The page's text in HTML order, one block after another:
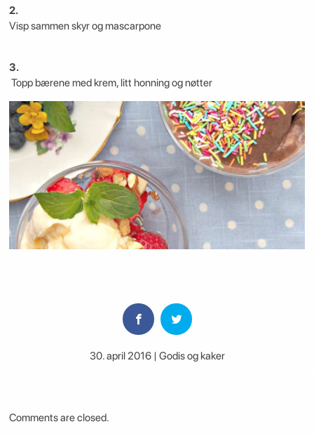
2.
Visp sammen skyr og mascarpone
3.
Topp bærene med krem, litt honning og nøtter
30. april 2016 | Godis og kaker
Comments are closed.